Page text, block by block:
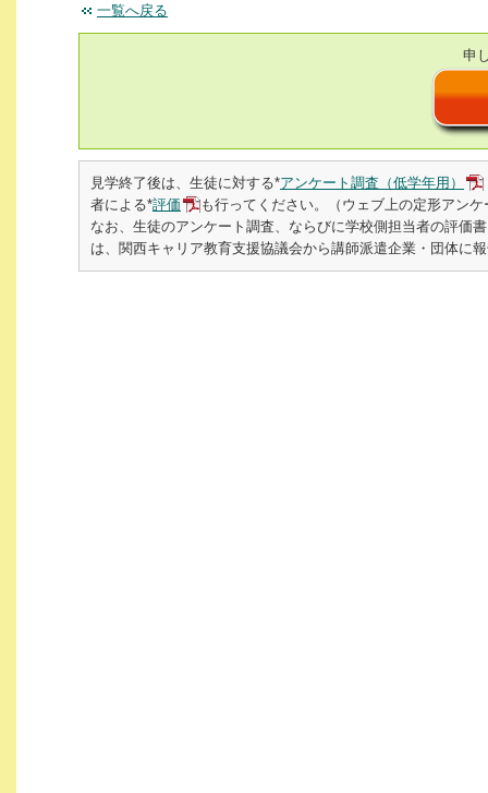
一覧へ戻る
申
見学終了後は、生徒に対する*アンケート調査（低学年用）
者による*評価
も行ってください。（ウェブ上の定形アン
なお、生徒のアンケート調査、ならびに学校側担当者の評価
は、関西キャリア教育支援協議会から講師派遣企業・団体に